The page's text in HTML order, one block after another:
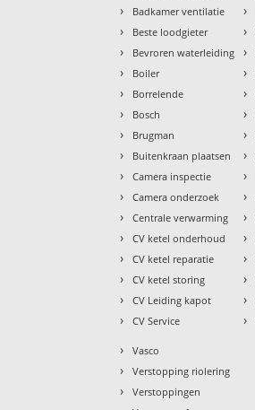
› Badkamer ventilatie
› Beste loodgieter
› Bevroren waterleiding
› Boiler
› Borrelende
› Bosch
› Brugman
› Buitenkraan plaatsen
› Camera inspectie
› Camera onderzoek
› Centrale verwarming
› CV ketel onderhoud
› CV ketel reparatie
› CV ketel storing
› CV Leiding kapot
› CV Service
›
›
›
›
›
›
›
›
›
›
›
›
›
›
›
›
› Vasco
› Verstopping riolering
› Verstoppingen